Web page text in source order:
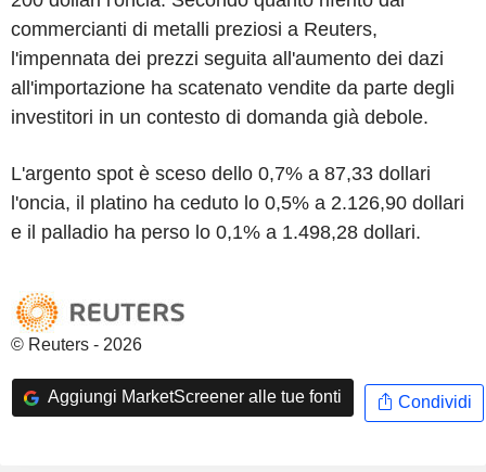
commercianti di metalli preziosi a Reuters,
l'impennata dei prezzi seguita all'aumento dei dazi
all'importazione ha scatenato vendite da parte degli
investitori in un contesto di domanda già debole.
L'argento spot è sceso dello 0,7% a 87,33 dollari
l'oncia, il platino ha ceduto lo 0,5% a 2.126,90 dollari
e il palladio ha perso lo 0,1% a 1.498,28 dollari.
© Reuters - 2026
Aggiungi MarketScreener alle tue fonti Condividi